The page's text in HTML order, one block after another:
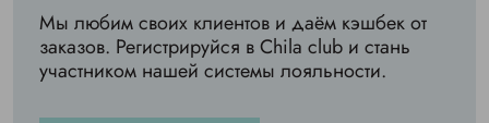
Мы любим своих клиентов и даём кэшбек от
заказов. Регистрируйся в Chila club и стань
участником нашей системы лояльности.